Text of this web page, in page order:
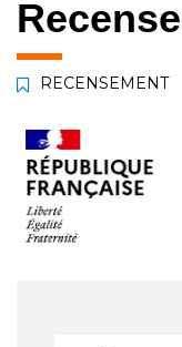
RECENSEMENT